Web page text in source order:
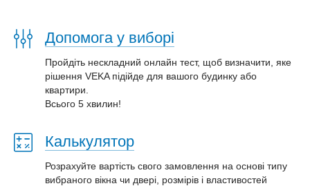
Допомога у виборі
Пройдіть нескладний онлайн тест, щоб визначити, яке
рішення VEKA підійде для вашого будинку або
квартири.
Всього 5 хвилин!
Калькулятор
Розрахуйте вартість свого замовлення на основі типу
вибраного вікна чи двері, розмірів і властивостей